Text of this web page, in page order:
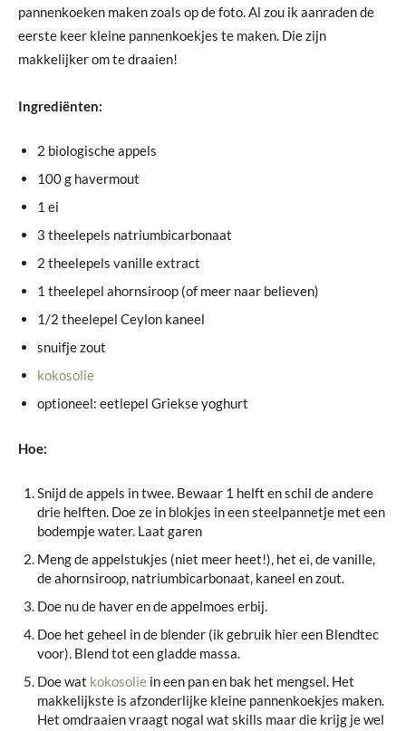
pannenkoeken maken zoals op de foto. Al zou ik aanraden de
eerste keer kleine pannenkoekjes te maken. Die zijn
makkelijker om te draaien!
Ingrediënten:
2 biologische appels
100 g havermout
1 ei
3 theelepels natriumbicarbonaat
2 theelepels vanille extract
1 theelepel ahornsiroop (of meer naar believen)
1/2 theelepel Ceylon kaneel
snuifje zout
kokosolie
optioneel: eetlepel Griekse yoghurt
Hoe:
Snijd de appels in twee. Bewaar 1 helft en schil de andere
drie helften. Doe ze in blokjes in een steelpannetje met een
bodempje water. Laat garen
Meng de appelstukjes (niet meer heet!), het ei, de vanille,
de ahornsiroop, natriumbicarbonaat, kaneel en zout.
Doe nu de haver en de appelmoes erbij.
Doe het geheel in de blender (ik gebruik hier een Blendtec
voor). Blend tot een gladde massa.
Doe wat kokosolie in een pan en bak het mengsel. Het
makkelijkste is afzonderlijke kleine pannenkoekjes maken.
Het omdraaien vraagt nogal wat skills maar die krijg je wel